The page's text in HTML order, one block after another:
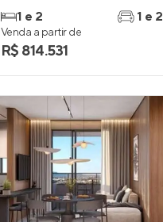
1 e 2
1 e 2
Venda a partir de
R$ 814.531